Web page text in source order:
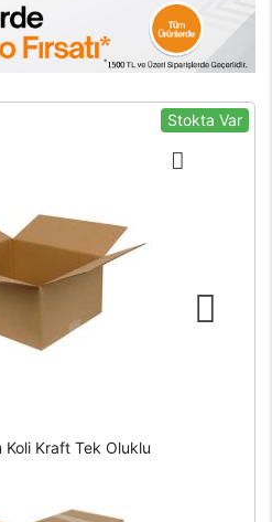
Stokta Var
Kraft Tek Oluklu